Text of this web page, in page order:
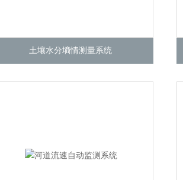
土壤水分墒情测量系统